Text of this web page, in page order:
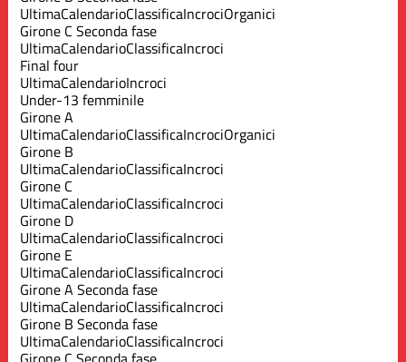
UltimaCalendarioClassificaIncrociOrganici
Girone C Seconda fase
UltimaCalendarioClassificaIncroci
Final four
UltimaCalendarioIncroci
Under-13 femminile
Girone A
UltimaCalendarioClassificaIncrociOrganici
Girone B
UltimaCalendarioClassificaIncroci
Girone C
UltimaCalendarioClassificaIncroci
Girone D
UltimaCalendarioClassificaIncroci
Girone E
UltimaCalendarioClassificaIncroci
Girone A Seconda fase
UltimaCalendarioClassificaIncroci
Girone B Seconda fase
UltimaCalendarioClassificaIncroci